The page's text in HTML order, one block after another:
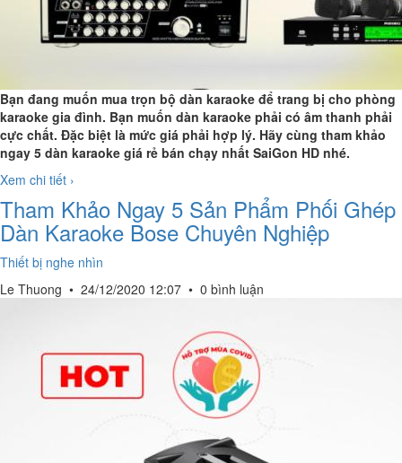
Bạn đang muốn mua trọn bộ dàn karaoke để trang bị cho phòng
karaoke gia đình. Bạn muốn dàn karaoke phải có âm thanh phải
cực chất. Đặc biệt là mức giá phải hợp lý. Hãy cùng tham khảo
ngay 5 dàn karaoke giá rẻ bán chạy nhất SaiGon HD nhé.
Xem chi tiết ›
Tham Khảo Ngay 5 Sản Phẩm Phối Ghép
Dàn Karaoke Bose Chuyên Nghiệp
Thiết bị nghe nhìn
Le Thuong • 24/12/2020 12:07 • 0 bình luận